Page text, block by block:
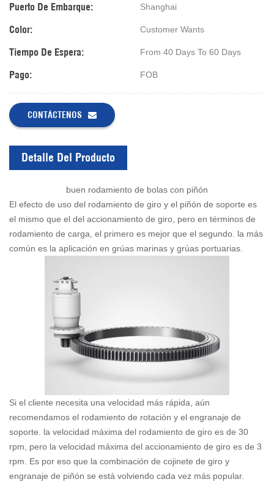
Puerto De Embarque: Shanghai
Color: Customer Wants
Tiempo De Espera: From 40 Days To 60 Days
Pago: FOB
CONTÁCTENOS
Detalle Del Producto
buen rodamiento de bolas con piñón
El efecto de uso del rodamiento de giro y el piñón de soporte es
el mismo que el del accionamiento de giro, pero en términos de
rodamiento de carga, el primero es mejor que el segundo. la más
común es la aplicación en grúas marinas y grúas portuarias.
Si el cliente necesita una velocidad más rápida, aún
recomendamos el rodamiento de rotación y el engranaje de
soporte. la velocidad máxima del rodamiento de giro es de 30
rpm, pero la velocidad máxima del accionamiento de giro es de 3
rpm. Es por eso que la combinación de cojinete de giro y
engranaje de piñón se está volviendo cada vez más popular.